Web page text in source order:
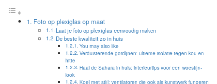
Foto op plexiglas op maat
Laat je foto op plexiglas eenvoudig maken
De beste kwaliteit zo in huis
You may also like
Verduisterende gordijnen: ultieme isolatie tegen kou en
hitte
Haal de Sahara in huis: interieurtips voor een woestijn-
look
Koel met stijl: ventilatoren die ook als kunstwerk fungeren